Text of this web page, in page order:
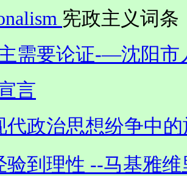
宪政主义词条
需要论证-―沈阳市
言
代政治思想纷争中
验到理性 --马基雅